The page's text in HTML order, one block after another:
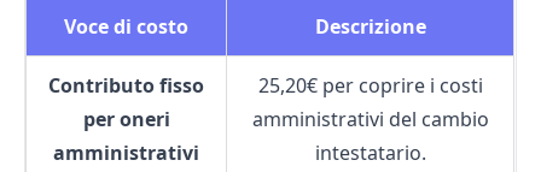
Voce di costo Descrizione
Contributo fisso
per oneri
amministrativi
25,20€ per coprire i costi
amministrativi del cambio
intestatario.